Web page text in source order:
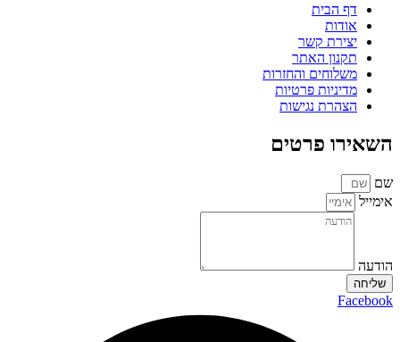
דף הבית
אודות
יצירת קשר
תקנון האתר
משלוחים והחזרות
מדיניות פרטיות
הצהרת נגישות
השאירו פרטים
שם
אימייל
הודעה
שליחה
Facebook